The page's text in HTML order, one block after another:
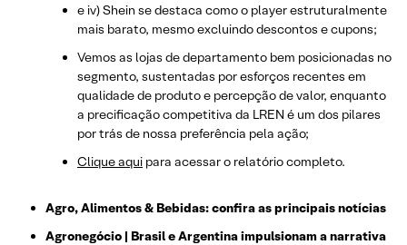
e iv) Shein se destaca como o player estruturalmente
mais barato, mesmo excluindo descontos e cupons;
Vemos as lojas de departamento bem posicionadas no
segmento, sustentadas por esforços recentes em
qualidade de produto e percepção de valor, enquanto
a precificação competitiva da LREN é um dos pilares
por trás de nossa preferência pela ação;
Clique aqui para acessar o relatório completo.
Agro, Alimentos & Bebidas: confira as principais notícias
Agronegócio | Brasil e Argentina impulsionam a narrativa